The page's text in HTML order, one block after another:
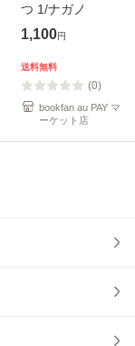
つ 1/ナガノ
1,100円
送料無料
(0)
bookfan au PAY マ
ーケット店